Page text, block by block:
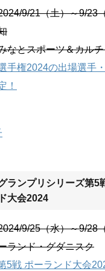
9/21（土）～9/23
なとスポーツ＆カル
手権2024の出場選手
！
ランプリシリーズ第5
大会2024
9/25（水）～9/28
ランド・グダニスク
5戦 ポーランド大会